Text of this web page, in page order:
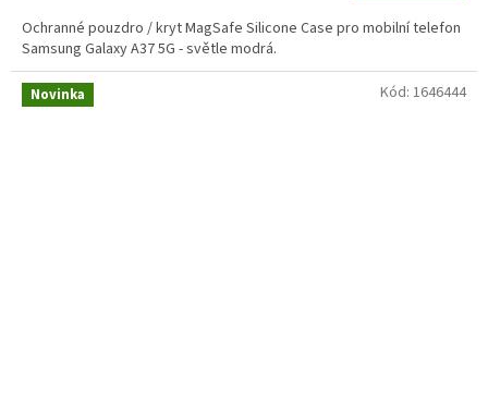
Ochranné pouzdro / kryt MagSafe Silicone Case pro mobilní telefon
Samsung Galaxy A37 5G - světle modrá.
Novinka Kód: 1646444